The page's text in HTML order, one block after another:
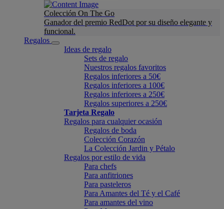
Colección On The Go
Ganador del premio RedDot por su diseño elegante y
funcional.
Regalos
Ideas de regalo
Sets de regalo
Nuestros regalos favoritos
Regalos inferiores a 50€
Regalos inferiores a 100€
Regalos inferiores a 250€
Regalos superiores a 250€
Tarjeta Regalo
Regalos para cualquier ocasión
Regalos de boda
Colección Corazón
La Colección Jardin y Pétalo
Regalos por estilo de vida
Para chefs
Para anfitriones
Para pasteleros
Para Amantes del Té y el Café
Para amantes del vino